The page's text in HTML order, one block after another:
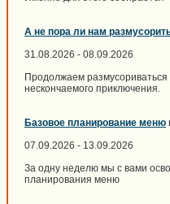
А не пора ли нам
31.08.2026 - 08.09.2026
Продолжаем
нескончаемого приключения.
Базовое планирование меню
07.09.2026 - 13.09.2026
За одну неделю мы с вами
планирования меню